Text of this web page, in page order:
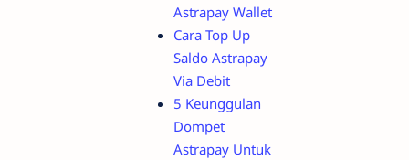
Astrapay Wallet
Cara Top Up
Saldo Astrapay
Via Debit
5 Keunggulan
Dompet
Astrapay Untuk